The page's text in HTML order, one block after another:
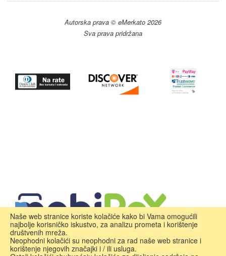
Naše web stranice koriste kolačiće kako bi Vama omogućili
najbolje korisničko iskustvo, za analizu prometa i korištenje
društvenih mreža.
Neophodni kolačići su neophodni za rad naše web stranice i
korištenje njegovih značajki i / ili usluga.
Autorska prava © eMerkato 2026
Sva prava pridržana